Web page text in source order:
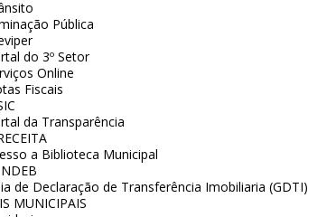
Pública
do 3º Setor
Online
Fiscais
da Transparência
a Biblioteca Municipal
de Declaração de Transferência Imobiliaria (GDTI)
MUNICIPAIS